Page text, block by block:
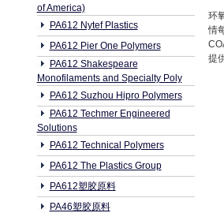
of America)
PA612 Nytef Plastics
PA612 Pier One Polymers
PA612 Shakespeare
Monofilaments and Specialty Poly
PA612 Suzhou Hipro Polymers
PA612 Techmer Engineered
Solutions
PA612 Technical Polymers
PA612 The Plastics Group
PA612塑胶原料
PA46塑胶原料
环
情
提